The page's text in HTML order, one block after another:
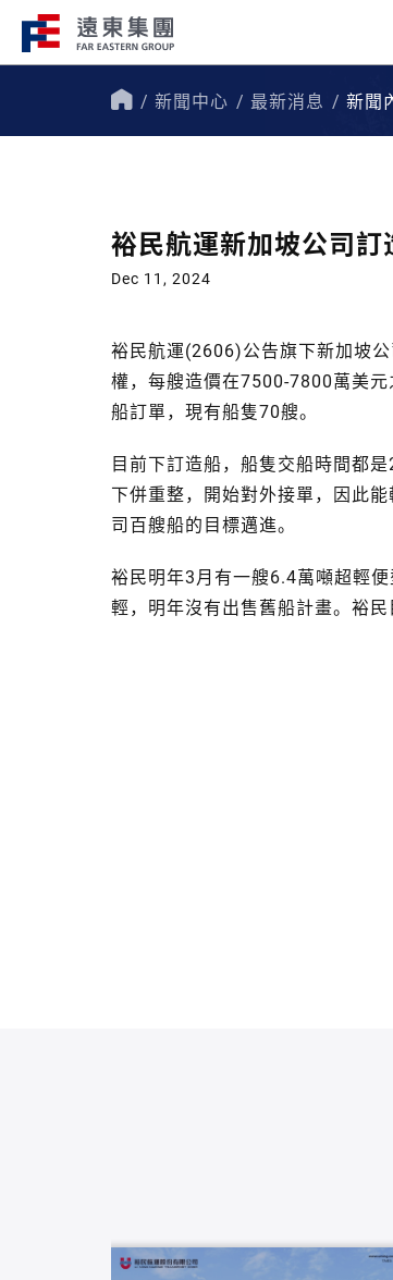
企業總覽​
會責任的道路上，才能屹
跟，大步前行。
事業
域涵蓋十
新聞中心 最新消息 新聞
裕民航運新加坡公司
Dec 11, 2024
裕民航運(2606)公告旗下新加坡
權，每艘造價在7500-7800萬美
船訂單，現有船隻70艘。
目前下訂造船，船隻交船時間都
下併重整，開始對外接單，因此
司百艘船的目標邁進。
裕民明年3月有一艘6.4萬噸超輕
輕，明年沒有出售舊船計畫。裕民